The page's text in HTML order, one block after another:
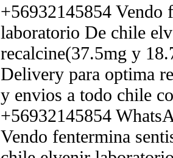
+56932145854 Vendo
laboratorio De chile
recalcine(37.5mg y
Delivery para optima
y envios a todo chile
+56932145854
Vendo fentermina